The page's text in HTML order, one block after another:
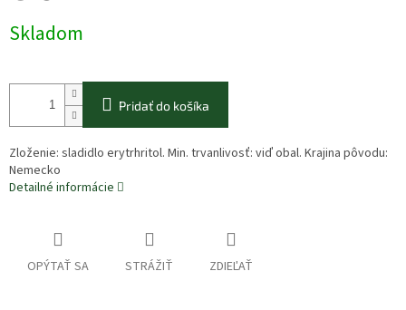
cena:
Skladom
Pridať do košíka
Zloženie: sladidlo erytrhritol. Min. trvanlivosť: viď obal. Krajina pôvodu:
Nemecko
Detailné informácie
OPÝTAŤ SA STRÁŽIŤ ZDIEĽAŤ